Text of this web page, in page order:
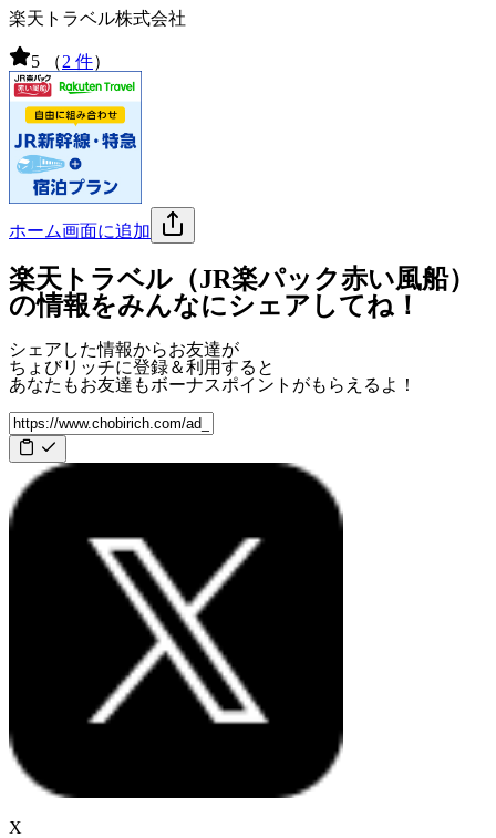
楽天トラベル株式会社
5 （2 件）
ホーム画面に追加
楽天トラベル（JR楽パック赤い風船）
の情報をみんなにシェアしてね！
シェアした情報からお友達が
ちょびリッチに登録＆利用すると
あなたもお友達もボーナスポイント がもらえるよ！
X